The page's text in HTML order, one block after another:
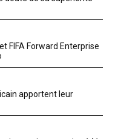
FIFA Forward Enterprise
apportent leur